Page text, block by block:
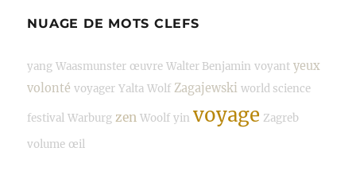
NUAGE DE MOTS CLEFS
yang Waasmunster œuvre Walter Benjamin voyant yeux
volonté voyager Yalta Wolf Zagajewski world science
festival Warburg zen Woolf yin voyage Zagreb
volume œil